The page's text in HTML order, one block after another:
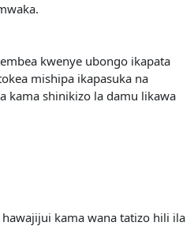
kwenye ubongo ikapata
mishipa ikapasuka na
kama shinikizo la damu likawa
kama wana tatizo hili ila